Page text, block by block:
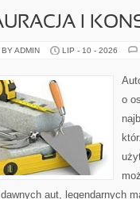
I
ADMIN LIP - 10 - 2026
o
aut, legendarnych